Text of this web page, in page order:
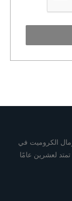
الكروميت في
لعشرين عامًا